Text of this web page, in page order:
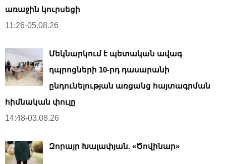
առաջին կուրսեցի
11:26-05.08.26
Մեկնարկում է պետական ավագ
դպրոցների 10-րդ դասարանի
ընդունելության առցանց հայտագրման
հիմնական փուլը
14:48-03.08.26
Զորայր Խալափյան. «Ծովինար»